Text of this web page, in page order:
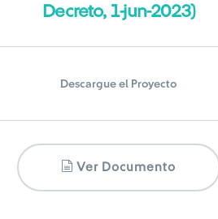
Decreto, 1-jun-2023)
Descargue el Proyecto
Ver Documento